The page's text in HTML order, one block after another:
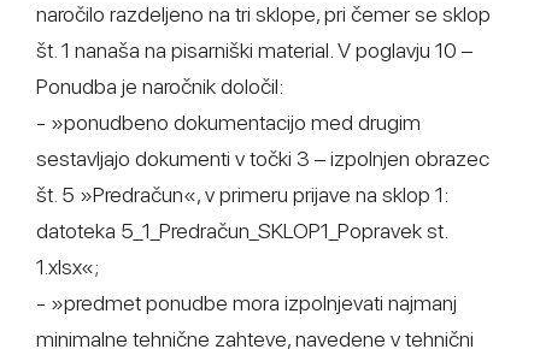
naročilo razdeljeno na tri sklope, pri čemer se sklop
št. 1 nanaša na pisarniški material. V poglavju 10 –
Ponudba je naročnik določil:
- »ponudbeno dokumentacijo med drugim
sestavljajo dokumenti v točki 3 – izpolnjen obrazec
št. 5 »Predračun«, v primeru prijave na sklop 1:
datoteka 5_1_Predračun_SKLOP1_Popravek st.
1.xlsx«;
- »predmet ponudbe mora izpolnjevati najmanj
minimalne tehnične zahteve, navedene v tehnični